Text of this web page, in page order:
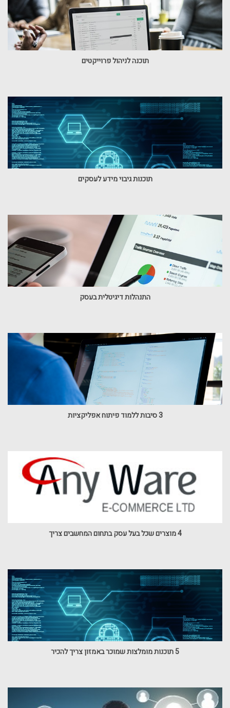
תוכנה לניהול פרוייקטים
תוכנות גיבוי מידע לעסקים
התנהלות דיגיטלית בעסק
3 סיבות ללמוד פיתוח אפליקציות
4 מוצרים שכל בעל עסק בתחום המחשבים צריך
5 תוכנות מומלצות שמוכר באמזון צריך להכיר